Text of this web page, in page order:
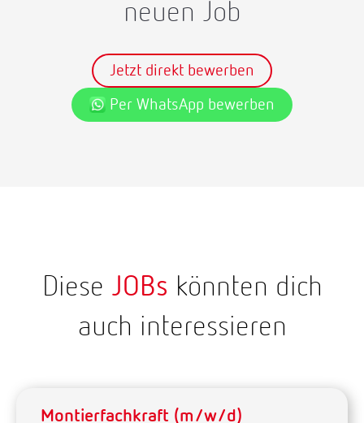
neuen Job
Jetzt direkt bewerben
Per WhatsApp bewerben
Diese JOBs könnten dich
auch interessieren
Montierfachkraft (m/w/d)